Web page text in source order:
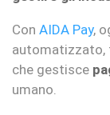
Con AIDA Pay,
automatizzato,
che gestisce
umano.